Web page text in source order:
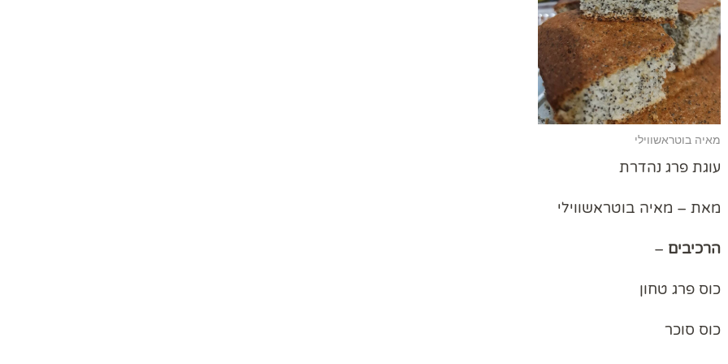
מאיה בוטראשווילי
עוגת פרג נהדרת
מאת – מאיה בוטראשווילי
הרכיבים –
כוס פרג טחון
כוס סוכר